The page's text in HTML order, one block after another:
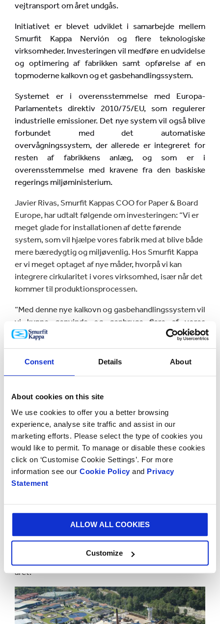
Consent Details About
About cookies on this site
We use cookies to offer you a better browsing
experience, analyse site traffic and assist in our
marketing efforts. Please select the type of cookies you
would like to permit. To manage or disable these cookies
click on ‘Customise Cookie Settings’. For more
information see our Cookie Policy and Privacy
Statement
ALLOW ALL COOKIES
Customize
vejtransport om året undgås.
Initiativet er blevet udviklet i samarbejde mellem
Smurfit Kappa Nervión og flere teknologiske
virksomheder. Investeringen vil medføre en udvidelse
og optimering af fabrikken samt opførelse af en
topmoderne kalkovn og et gasbehandlingssystem.
Systemet er i overensstemmelse med Europa-
Parlamentets direktiv 2010/75/EU, som regulerer
industrielle emissioner. Det nye system vil også blive
forbundet med det automatiske
overvågningssystem, der allerede er integreret for
resten af fabrikkens anlæg, og som er i
overensstemmelse med kravene fra den baskiske
regerings miljøministerium.
Javier Rivas, Smurfit Kappas COO for Paper & Board
Europe, har udtalt følgende om investeringen: “Vi er
meget glade for installationen af dette førende
system, som vil hjælpe vores fabrik med at blive både
mere bæredygtig og miljøvenlig. Hos Smurfit Kappa
er vi meget optaget af nye måder, hvorpå vi kan
integrere cirkularitet i vores virksomhed, især når det
kommer til produktionsprocessen.
“Med denne nye kalkovn og gasbehandlingssystem vil
vi kunne genvinde og genbruge flere af vores
materialer. Vi ser frem til at få det nye system i drift
senere på året.”
I en kommentar til investeringen har Rafael
Sarrionandia, Smurfit Kappa Nervión General Manager
og CEO for Kraft Specialties i Spanien, udtalt: “Denne
engagement i papirfabrikken i Nervión, hvor der er
investeret over 75 millioner euro i det nye kalkanlæg,
som gør det muligt for os at være endnu mere
effektive og bæredygtige, hvilket i sidste ende er til
gavn for både vores medarbejdere og de samfund, vi
at handle bæredygtigt, arbejde mere cirkulært og
samtidig sikre fabrikkens fremtid på langsigt.”
forventes at være fuldt ud funktionsdygtig senere på
året.